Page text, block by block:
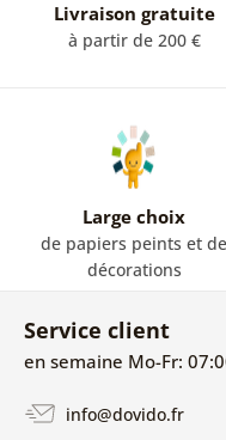
Livraison gratuite
à partir de 200 €
Large choix
de papiers peints et de
décorations
Service client
en semaine Mo-Fr:
info@dovido.fr